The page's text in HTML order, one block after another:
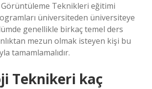
Görüntüleme Teknikleri eğitimi
üniversiteden üniversiteye
genellikle birkaç temel ders
mezun olmak isteyen kişi bu
tamamlamalıdır.
Teknikeri kaç